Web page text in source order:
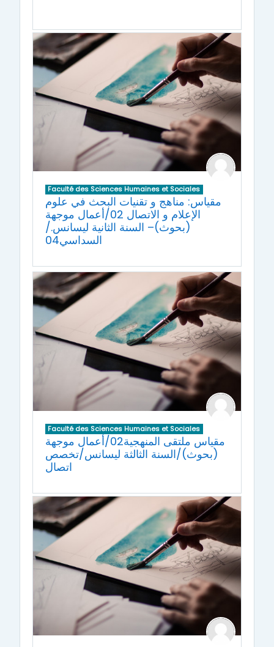
Faculté des Sciences Humaines et Sociales
مقياس: مناهج و تقنيات البحث في علوم
الإعلام و الاتصال 02/أعمال موجهة
(بحوث)– السنة الثانية ليسانس./
السداسي04
Faculté des Sciences Humaines et Sociales
مقياس ملتقى المنهجية02/أعمال موجهة
(بحوث)/السنة الثالثة ليسانس/تخصص
اتصال